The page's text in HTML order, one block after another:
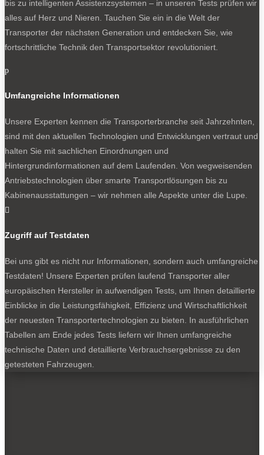
bis zu intelligenten Assistenzsystemen – in unseren Tests prüfen wir
alles auf Herz und Nieren. Tauchen Sie ein in die Welt der
Transporter der nächsten Generation und entdecken Sie, wie
fortschrittliche Technik den Transportsektor revolutioniert.
p
Umfangreiche Informationen
Unsere Experten kennen die Transporterbranche seit Jahrzehnten,
sind mit den aktuellen Technologien und Entwicklungen vertraut und
halten Sie mit sachlichen Einordnungen und
Hintergrundinformationen auf dem Laufenden. Von wegweisenden
Antriebstechnologien über smarte Transportlösungen bis zu
Kabinenausstattungen – wir nehmen alle Aspekte unter die Lupe.

Zugriff auf Testdaten
Bei uns gibt es nicht nur Informationen, sondern auch umfangreiche
Testdaten! Unsere Experten prüfen laufend Transporter aller
europäischen Hersteller in aufwendigen Tests, um Ihnen detaillierte
Einblicke in die Leistungsfähigkeit, Effizienz und Wirtschaftlichkeit
der neuesten Transportertechnologien zu bieten. In ausführlichen
Tabellen am Ende jedes Tests liefern wir Ihnen umfangreiche
technische Daten und detaillierte Verbrauchsergebnisse zu den
getesteten Fahrzeugen.